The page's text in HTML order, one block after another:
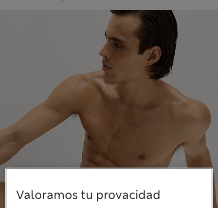
Valoramos tu provacidad